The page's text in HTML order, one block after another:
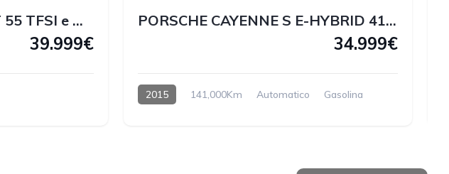
AUDI A6 AVANT SPORT 55 TFSI e QUATTRO 367 CV
39.999€
PORSCHE CAYENNE S E-HYBRID 416cv HÍBRIDO ENCHUFABLE
34.999€
2015 141,000Km Automatico Gasolina